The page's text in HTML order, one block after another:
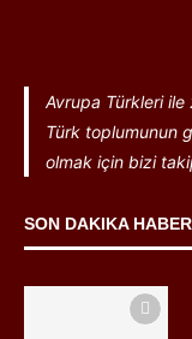
Avrupa Türkleri ile
Türk toplumunun
olmak için bizi
SON DAKIKA